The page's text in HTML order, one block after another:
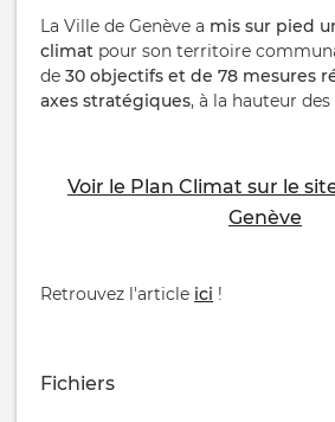
La Ville de Genève a mis sur pied
climat pour son territoire
de 30 objectifs et de 78 mesures
axes stratégiques, à la hauteur des
Voir le Plan Climat sur le
Genève
Retrouvez l'article ici !
Fichiers